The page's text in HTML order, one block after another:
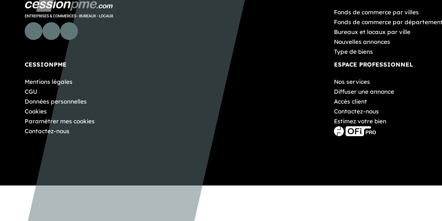
Fonds de commerce par villes
Fonds de commerce par
Bureaux et locaux par ville
Nouvelles annonces
Type de biens
CESSIONPME
Mentions légales
CGU
Données personnelles
Cookies
Paramétrer mes cookies
Contactez-nous
ESPACE PROFESSIONNEL
Nos services
Diffuser une annonce
Accès client
Contactez-nous
Estimez votre bien